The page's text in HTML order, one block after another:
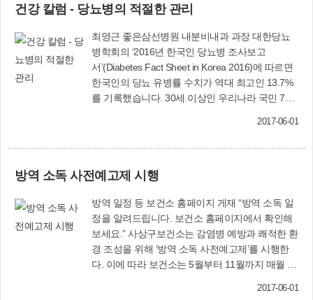
기질환과 만성폐쇄성폐질환(COPD), 결핵, 천식
질의·응답 시간도 가진다. 7월 7일에는 조별토의
와 수료식이 진행되며, 수료자에게는 기념품을 제
공하고 수료증을 수여할 예정이다. 지역 주민 누구
나 무료로 수강(100명 선착순 마감)할 수 있으며,
전화 또는 방문 신청하면 된다. 보건소 관계자는
“만성폐쇄성폐질환 등 각종 호흡기질환에 대한 올
더’를 육성하기 위해 ‘건강UP 행복UP’ 사상건강아
부했다. 보건소(☎310-4831~3)
건강 칼럼 - 당뇨병의 적절한 관리
최영근 좋은삼선병원 내분비내과 과장 대한당뇨
병학회의 ‘2016년 한국인 당뇨병 조사보고
서’(Diabetes Fact Sheet in Korea 2016)에 따르면
한국인의 당뇨 유병률 수치가 역대 최고인 13.7%
를 기록했습니다. 30세 이상인 우리나라 국민 7명
에 소아당뇨병이라고도 불렀던, 인슐린을 맞아야
진단은 약 3개월간의 평균혈당수준을 반영하는
‘당화혈색소’ 수치가 6.5% 이상인 경우가 현재 가
장 보편적인 기준이 되며, 공복혈당이 126㎎/㎗ 이
상이거나 무작위 식후 혈당이 200㎎/㎗ 이상인 경
우도 당뇨병에 해당될 수 있습니다. 하지만 몸 상
태나 복용중인 타 약제로 인해 일시적인 혈당 상승
2017-06-01
방역 소독 사전예고제 시행
방역 일정 등 보건소 홈페이지 게재 “방역 소독 일
정을 알려드립니다. 보건소 홈페이지에서 확인해
보세요.” 사상구보건소는 감염병 예방과 쾌적한 환
경 조성을 위해 ‘방역 소독 사전예고제’를 시행한
다. 이에 따라 보건소는 5월부터 11월까지 매월 초
2017-06-01